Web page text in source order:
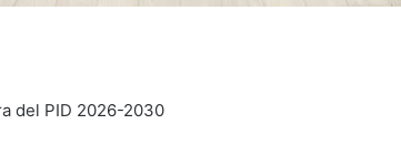
del PID 2026-2030